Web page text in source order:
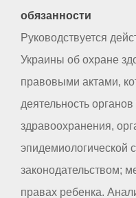
обязанности
Руководствуется
Украины об охране
правовыми актами,
деятельность
здравоохранения,
эпидемиологической
законодательством;
правах ребенка.